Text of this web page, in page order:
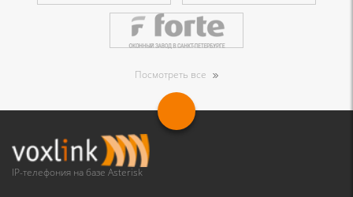
Посмотреть все
IP-телефония на базе Asterisk